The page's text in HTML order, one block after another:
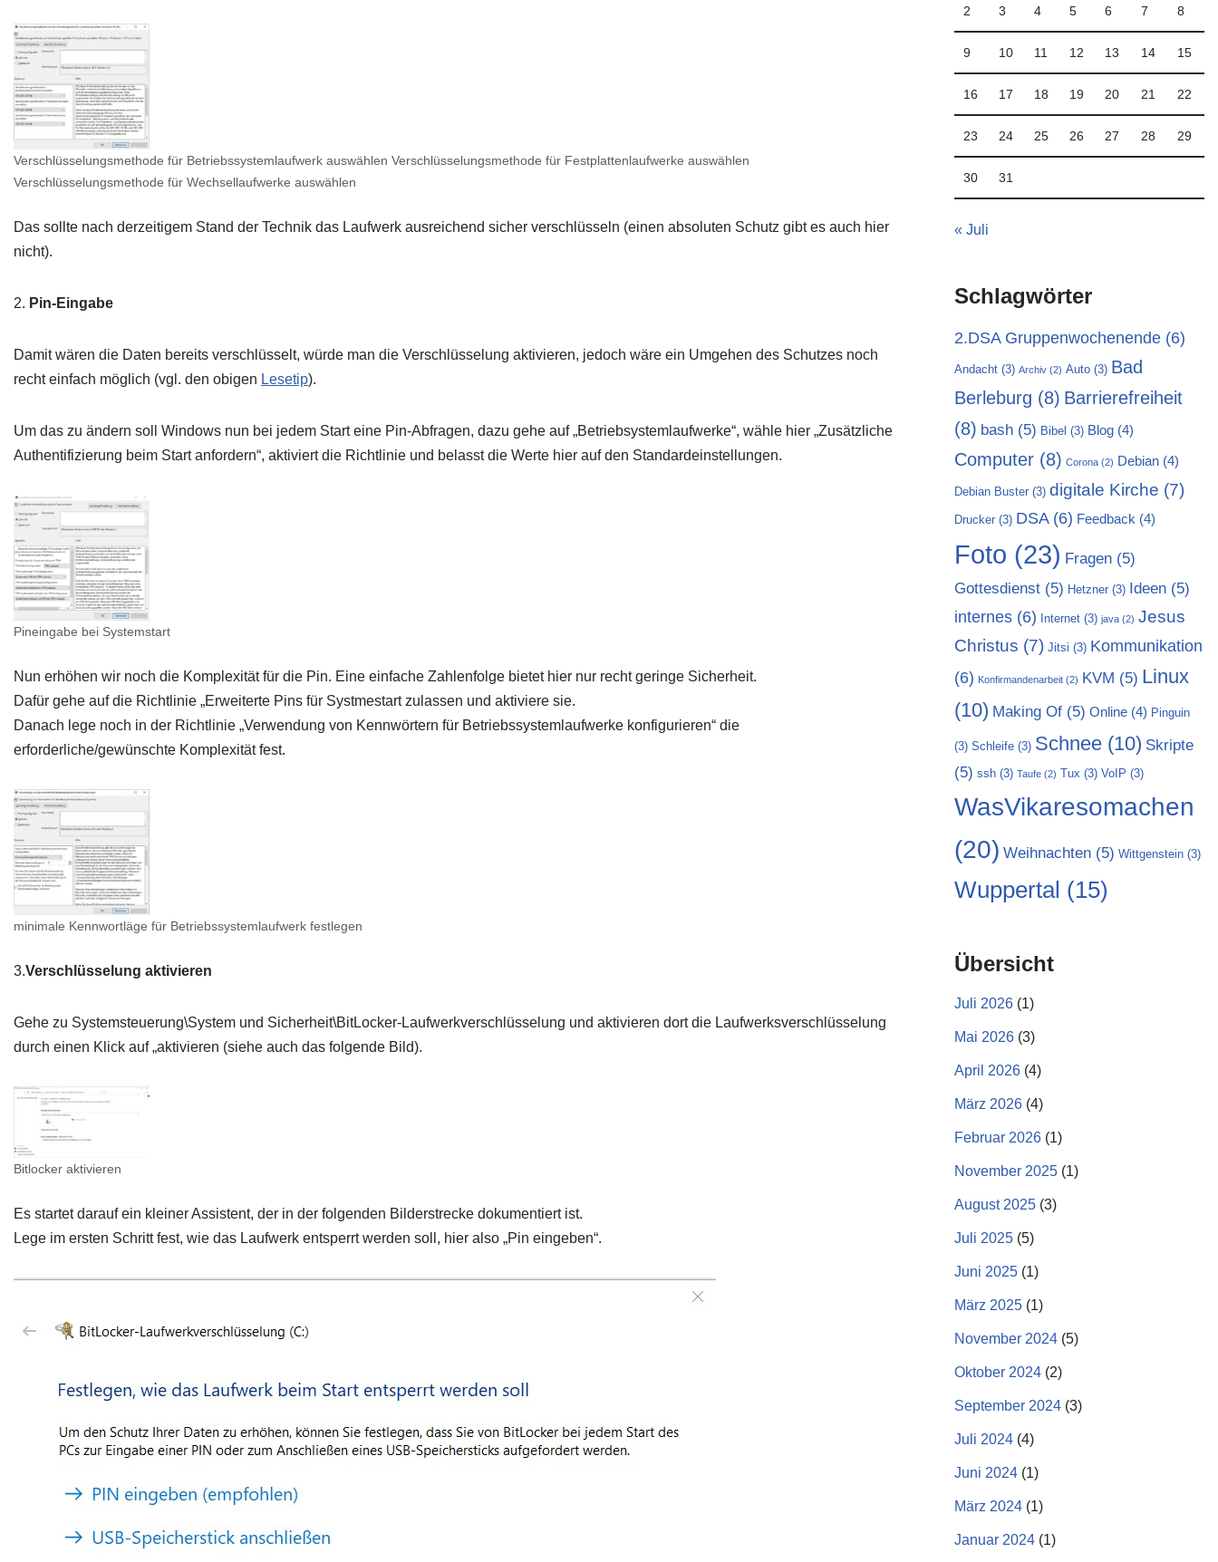
Verschlüsselungsmethode für Betriebssystemlaufwerk auswählen Verschlüsselungsmethode für Festplattenlaufwerke auswählen
Verschlüsselungsmethode für Wechsellaufwerke auswählen
Das sollte nach derzeitigem Stand der Technik das Laufwerk ausreichend sicher verschlüsseln (einen absoluten Schutz gibt es auch hier
nicht).
2. Pin-Eingabe
Damit wären die Daten bereits verschlüsselt, würde man die Verschlüsselung aktivieren, jedoch wäre ein Umgehen des Schutzes noch
recht einfach möglich (vgl. den obigen Lesetip).
Um das zu ändern soll Windows nun bei jedem Start eine Pin-Abfragen, dazu gehe auf „Betriebsystemlaufwerke“, wähle hier „Zusätzliche
Authentifizierung beim Start anfordern“, aktiviert die Richtlinie und belasst die Werte hier auf den Standardeinstellungen.
Pineingabe bei Systemstart
Nun erhöhen wir noch die Komplexität für die Pin. Eine einfache Zahlenfolge bietet hier nur recht geringe Sicherheit.
Dafür gehe auf die Richtlinie „Erweiterte Pins für Systmestart zulassen und aktiviere sie.
Danach lege noch in der Richtlinie „Verwendung von Kennwörtern für Betriebssystemlaufwerke konfigurieren“ die
erforderliche/gewünschte Komplexität fest.
minimale Kennwortläge für Betriebssystemlaufwerk festlegen
3.Verschlüsselung aktivieren
Gehe zu Systemsteuerung\System und Sicherheit\BitLocker-Laufwerkverschlüsselung und aktivieren dort die Laufwerksverschlüsselung
durch einen Klick auf „aktivieren (siehe auch das folgende Bild).
Bitlocker aktivieren
Es startet darauf ein kleiner Assistent, der in der folgenden Bilderstrecke dokumentiert ist.
Lege im ersten Schritt fest, wie das Laufwerk entsperrt werden soll, hier also „Pin eingeben“.
2 3 4 5 6 7 8
9 10 11 12 13 14 15
16 17 18 19 20 21 22
23 24 25 26 27 28 29
30 31
« Juli
Schlagwörter
2.DSA Gruppenwochenende (6)
Andacht (3) Archiv (2) Auto (3) Bad
Berleburg (8) Barrierefreiheit
(8) bash (5) Bibel (3) Blog (4)
Computer (8) Corona (2) Debian (4)
Debian Buster (3) digitale Kirche (7)
Drucker (3) DSA(6) Feedback (4)
Foto (23) Fragen (5)
Gottesdienst (5) Hetzner (3) Ideen (5)
internes (6) Internet (3) java (2) Jesus
Christus (7) Jitsi (3) Kommunikation
(6) Konfirmandenarbeit (2) KVM (5) Linux
(10) Making Of (5) Online (4) Pinguin
(3) Schleife (3) Schnee (10) Skripte
(5) ssh (3) Taufe (2) Tux (3) VoIP (3)
WasVikaresomachen
(20) Weihnachten (5) Wittgenstein (3)
Wuppertal (15)
Übersicht
Juli 2026 (1)
Mai 2026 (3)
April 2026 (4)
März 2026 (4)
Februar 2026 (1)
November 2025 (1)
August 2025 (3)
Juli 2025 (5)
Juni 2025 (1)
März 2025 (1)
November 2024 (5)
Oktober 2024 (2)
September 2024 (3)
Juli 2024 (4)
Juni 2024 (1)
März 2024 (1)
Januar 2024 (1)